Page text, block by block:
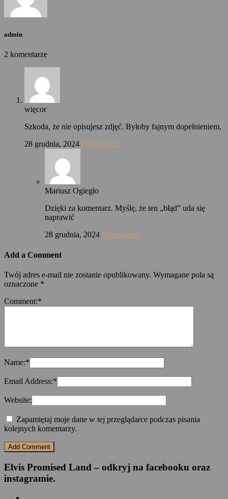
admin
2 komentarze
więcor
Szkoda, że nie opisujesz zdjęć. Byłoby fajnym dopełnieniem.
28 grudnia, 2024 Odpowiedz
Mariusz Ogiegło
Dzięki za komentarz. Myślę, że ten „błąd” uda się
naprawić
28 grudnia, 2024 Odpowiedz
Add a Comment
Twój adres e-mail nie zostanie opublikowany. Wymagane pola są
oznaczone *
Comment:*
Name:*
Email Address:*
Website:
Zapamiętaj moje dane w tej przeglądarce podczas pisania
kolejnych komentarzy.
Elvis Promised Land – odkryj na facebooku oraz
instagramie.